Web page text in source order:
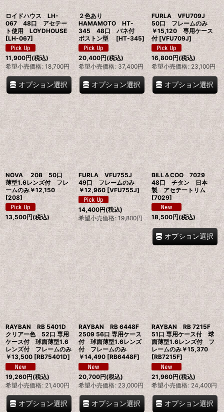
ロイドハウス LH-
067 48口 アセテー
ト使用 LOYDHOUSE
[LH-067]
11,900円(税込)
希望小売価格: 18,700円
オプション選択
２色あり
HAMAMOTO HT-
345 48口 バネ付
ボストン型 [HT-345]
20,400円(税込)
希望小売価格: 37,400円
オプション選択
FURLA VFU709J
50口 フレームのみ
￥15,120 専用ケース
付 [VFU709J]
16,800円(税込)
希望小売価格: 23,100円
オプション選択
NOVA 208 50口
薄型1.6レンズ付 フレ
ームのみ￥12,150
[208]
13,500円(税込)
FURLA VFU755J
49口 フレームのみ
￥12,960 [VFU755J]
14,400円(税込)
希望小売価格: 19,800円
BILL＆COO 7029
48口 チタン 日本
製 アセテートリム
[7029]
18,500円(税込)
オプション選択
RAYBAN RB 5401D
クリアー色 52口 専用
ケース付 球面薄型1.6
レンズ付 フレームのみ
￥13,500 [RB75401D]
19,260円(税込)
希望小売価格: 21,400円
オプション選択
RAYBAN RB 6448F
2509 56口 専用ケース
付 球面薄型1.6レンズ
付 フレームのみ
￥14,490 [RB6448F]
20,700円(税込)
希望小売価格: 23,000円
オプション選択
RAYBAN RB 7215F
51口 専用ケース付 球
面薄型1.6レンズ付 フ
レームのみ￥15,370
[RB7215F]
21,960円(税込)
希望小売価格: 24,400円
オプション選択